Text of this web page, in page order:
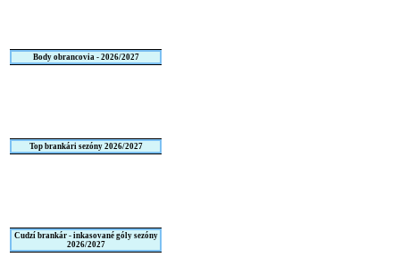
Body obrancovia - 2026/2027
Top brankári sezóny 2026/2027
Cudzí brankár - inkasované góly sezóny
2026/2027